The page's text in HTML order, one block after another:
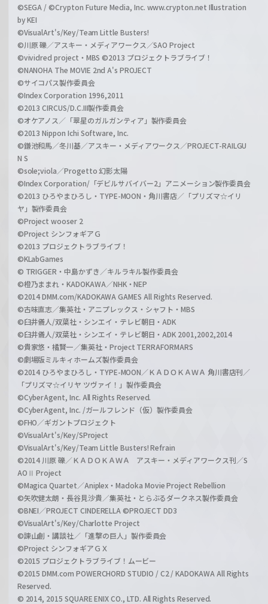
©SEGA / ©Crypton Future Media, Inc. www.crypton.net Illustration
by KEI
©VisualArt's/Key/Team Little Busters!
©川原 礫／アスキー・メディアワークス／SAO Project
©vividred project・MBS ©2013 プロジェクトラブライブ！
©NANOHA The MOVIE 2nd A's PROJECT
©サイコパス製作委員会
©Index Corporation 1996,2011
©2013 CIRCUS/D.C.III製作委員会
©オケアノス／「翠星のガルガンティア」製作委員会
©2013 Nippon Ichi Software, Inc.
©鎌池和馬／冬川基／アスキー・メディアワークス／PROJECT-RAILGU
N S
©sole;viola／Progetto 幻影太陽
©Index Corporation/「デビルサバイバー2」アニメーション製作委員会
©2013 ひろやまひろし・TYPE-MOON・角川書店／「プリズマ☆イリ
ヤ」製作委員会
©Project wooser 2
©Project シンフォギアＧ
©2013 プロジェクトラブライブ！
©KLabGames
© TRIGGER・中島かずき／キルラキル製作委員会
©橙乃ままれ・KADOKAWA／NHK・NEP
©2014 DMM.com/KADOKAWA GAMES All Rights Reserved.
©古味直志／集英社・アニプレックス・シャフト・MBS
©臼井儀人/双葉社・シンエイ・テレビ朝日・ADK
©臼井儀人/双葉社・シンエイ・テレビ朝日・ADK 2001,2002,2014
©貴家悠・橘賢一／集英社・Project TERRAFORMARS
©劇場版ミルキィホームズ製作委員会
©2014 ひろやまひろし・TYPE-MOON／ＫＡＤＯＫＡＷＡ 角川書店刊／
「プリズマ☆イリヤ ツヴァイ！」製作委員会
©CyberAgent, Inc. All Rights Reserved.
©CyberAgent, Inc. /ガールフレンド（仮）製作委員会
©FHO／ギガントプロジェクト
©VisualArt's/Key/SProject
©VisualArt's/Key/Team Little Busters! Refrain
©2014 川原 礫／ＫＡＤＯＫＡＷＡ アスキー・メディアワークス刊／S
AOⅡ Project
©Magica Quartet／Aniplex・Madoka Movie Project Rebellion
©矢吹健太朗・長谷見沙貴／集英社・とらぶるダークネス製作委員会
©BNEI／PROJECT CINDERELLA ©PROJECT DD3
©VisualArt's/Key/Charlotte Project
©諫山創・講談社／「進撃の巨人」製作委員会
©Project シンフォギアＧＸ
©2015 プロジェクトラブライブ！ムービー
©2015 DMM.com POWERCHORD STUDIO / C2 / KADOKAWA All Rights
Reserved.
© 2014, 2015 SQUARE ENIX CO., LTD. All Rights Reserved.